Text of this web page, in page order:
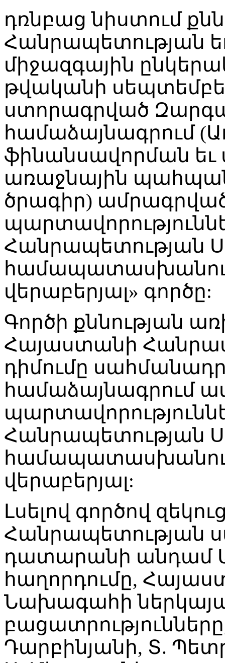
դռնբաց նիստում
Հանրապետության
միջազգային
թվականի
ստորագրված
համաձայնագրում
ֆինանսավորման եւ
առաջնային
ծրագիր)
Հանրապետության
վերաբերյալ» գործը:
Գործի քննության
Հայաստանի
դիմումը
համաձայնագրում
Հանրապետության
վերաբերյալ:
Լսելով գործով
Հանրապետության
դատարանի անդամ Ա.
հաղորդումը,
Նախագահի
Դարբինյանի, Տ.